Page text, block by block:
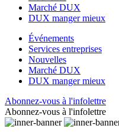
Marché DUX
DUX manger mieux
Événements
Services entreprises
Nouvelles
Marché DUX
DUX manger mieux
Abonnez-vous à l'infolettre
Abonnez-vous à l'infolettre